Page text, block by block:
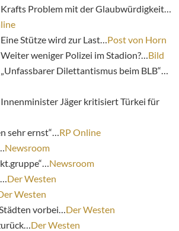
Krafts Problem mit der Glaubwürdigkeit…
Eine Stütze wird zur Last… Post von Horn
Weiter weniger Polizei im Stadion?… Bild
„Unfassbarer Dilettantismus beim BLB“…
Innenminister Jäger kritisiert Türkei für
sehr ernst“… RP Online
Newsroom
Newsroom
Der Westen
Westen
vorbei… Der Westen
Der Westen